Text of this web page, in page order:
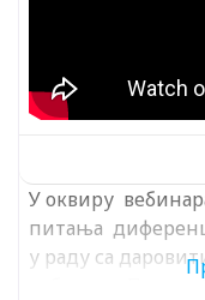
У оквиру
питања
у раду са
вебинара: